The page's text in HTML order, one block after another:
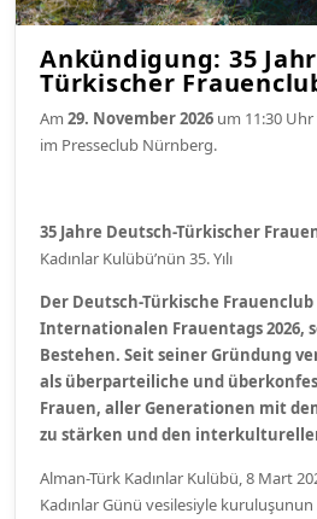
Ankündigung: 35
Türkischer
Am 29. November 2026 um 11:30
im Presseclub Nürnberg.
35 Jahre Deutsch-Türkischer
Kadınlar Kulübü’nün 35. Yılı
Der Deutsch-Türkische
Internationalen Frauentags2026,
Bestehen. Seit seiner Gründung
als überparteiliche und
Frauen, aller Generationen mit
zu stärken und den
Alman-Türk Kadınlar Kulübü, 8 Mart
Kadınlar Günü vesilesiyle kuruluşunun